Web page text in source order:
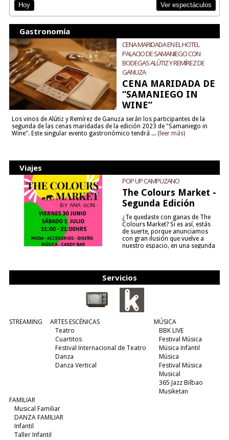
Hoy Ver espectáculos
Gastronomía
CENA MARIDADA EN EL HOTEL
PALACIO DE SAMANIEGO CON
BODEGAS ALÚTIZ Y REMÍREZ DE
GANUZA
CENA MARIDADA DE
“SAMANIEGO IN
WINE”
Los vinos de Alútiz y Remírez de Ganuza serán los participantes de la
segunda de las cenas maridadas de la edición 2023 de "Samaniego in
Wine". Este singular evento gastronómico tendrá ... (leer más)
Viajes
POP UP CAMPUZANO
The Colours Market -
Segunda Edición
¿Te quedaste con ganas de The
Colours Market? Si es así, estás
de suerte, porque anunciamos
con gran ilusión que vuelve a
nuestro espacio, en una segunda
Servicios
STREAMING
ARTES ESCÉNICAS
Teatro
Cuartitos
Festival Internacional de Teatro
Danza
Danza Vertical
MÚSICA
BBK LIVE
Festival Música
Música Infantil
Música
Festival Música
Musical
365 Jazz Bilbao
Musiketan
FAMILIAR
Musical Familiar
DANZA FAMILIAR
Infantil
Taller Infantil